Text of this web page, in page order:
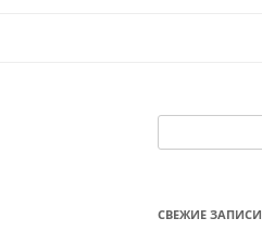
СВЕЖИЕ ЗАПИСИ